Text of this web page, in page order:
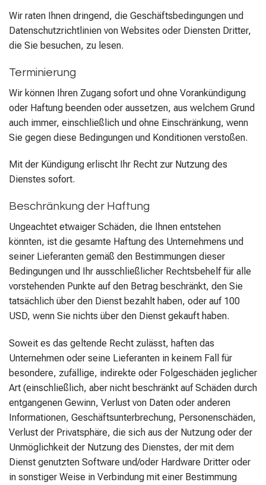
Wir raten Ihnen dringend, die Geschäftsbedingungen und
Datenschutzrichtlinien von Websites oder Diensten Dritter,
die Sie besuchen, zu lesen.
Terminierung
Wir können Ihren Zugang sofort und ohne Vorankündigung
oder Haftung beenden oder aussetzen, aus welchem Grund
auch immer, einschließlich und ohne Einschränkung, wenn
Sie gegen diese Bedingungen und Konditionen verstoßen.
Mit der Kündigung erlischt Ihr Recht zur Nutzung des
Dienstes sofort.
Beschränkung der Haftung
Ungeachtet etwaiger Schäden, die Ihnen entstehen
könnten, ist die gesamte Haftung des Unternehmens und
seiner Lieferanten gemäß den Bestimmungen dieser
Bedingungen und Ihr ausschließlicher Rechtsbehelf für alle
vorstehenden Punkte auf den Betrag beschränkt, den Sie
tatsächlich über den Dienst bezahlt haben, oder auf 100
USD, wenn Sie nichts über den Dienst gekauft haben.
Soweit es das geltende Recht zulässt, haften das
Unternehmen oder seine Lieferanten in keinem Fall für
besondere, zufällige, indirekte oder Folgeschäden jeglicher
Art (einschließlich, aber nicht beschränkt auf Schäden durch
entgangenen Gewinn, Verlust von Daten oder anderen
Informationen, Geschäftsunterbrechung, Personenschäden,
Verlust der Privatsphäre, die sich aus der Nutzung oder der
Unmöglichkeit der Nutzung des Dienstes, der mit dem
Dienst genutzten Software und/oder Hardware Dritter oder
in sonstiger Weise in Verbindung mit einer Bestimmung